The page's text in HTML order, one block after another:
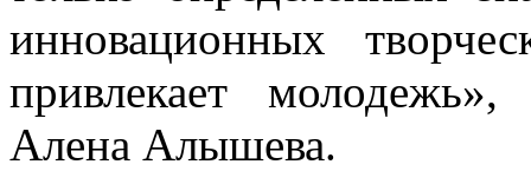
инновационных
привлекает
Алена Алышева.